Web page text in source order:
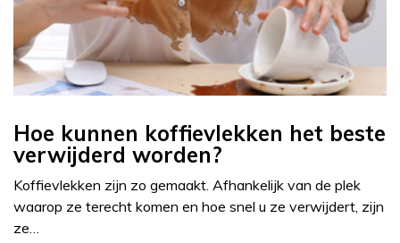
Hoe kunnen koffievlekken het beste
verwijderd worden?
Koffievlekken zijn zo gemaakt. Afhankelijk van de plek
waarop ze terecht komen en hoe snel u ze verwijdert, zijn
ze…